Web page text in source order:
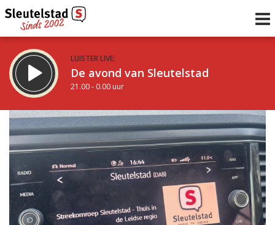
LUISTER LIVE:
De avond van Sleutelstad
21.00 - 0.00 uur
STRAKS:
De nacht van Sleutelstad
0.00 - 6.00 uur
Vorig uur
uur 1 van 0 Volgend uur